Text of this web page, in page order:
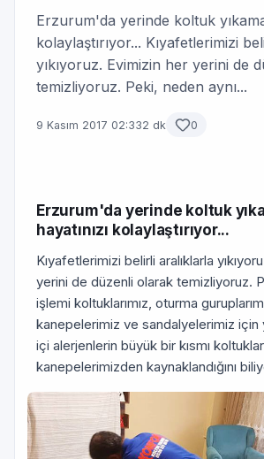
Erzurum'da yerinde koltuk yıkama
kolaylaştırıyor... Kıyafetlerimizi
yıkıyoruz. Evimizin her yerini de
temizliyoruz. Peki, neden aynı...
9 Kasım 2017 02:332 dk 0
Erzurum'da yerinde koltuk
hayatınızı kolaylaştırıyor...
Kıyafetlerimizi belirli aralıklarla
yerini de düzenli olarak temizliyoruz.
işlemi koltuklarımız, oturma
kanepelerimiz ve sandalyelerimiz için
içi alerjenlerin büyük bir kısmı
kanepelerimizden kaynaklandığını